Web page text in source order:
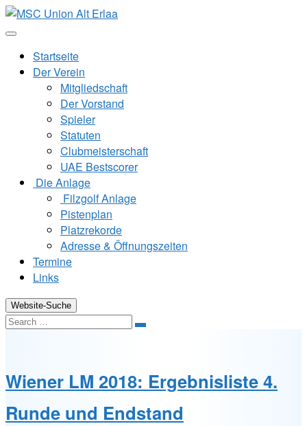
Zum
Inhalt
Startseite
Der Verein
Mitgliedschaft
Der Vorstand
Spieler
Statuten
Clubmeisterschaft
UAE Bestscorer
Die Anlage
Filzgolf Anlage
Pistenplan
Platzrekorde
Adresse & Öffnungszeiten
Termine
Links
Website-Suche
Search
Wiener LM 2018: Ergebnisliste 4.
Runde und Endstand